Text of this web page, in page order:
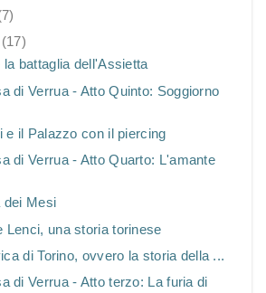
(17)
la battaglia dell'Assietta
di Verrua - Atto Quinto: Soggiorno
e il Palazzo con il piercing
di Verrua - Atto Quarto: L'amante
dei Mesi
Lenci, una storia torinese
di Torino, ovvero la storia della ...
di Verrua - Atto terzo: La furia di